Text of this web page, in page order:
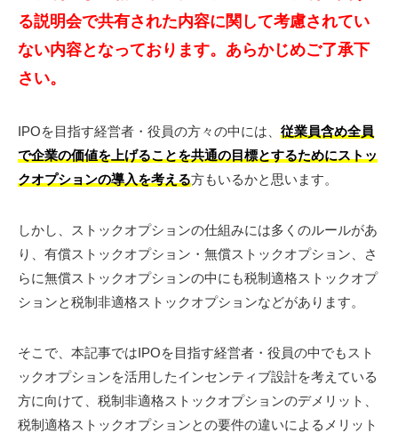
る説明会で共有された内容に関して考慮されてい
ない内容となっております。あらかじめご了承下
さい。
IPOを目指す経営者・役員の方々の中には、 従業員含め全員
で企業の価値を上げることを共通の目標とするためにストッ
クオプションの導入を考える方もいるかと思います。
しかし、ストックオプションの仕組みには多くのルールがあ
り、有償ストックオプション・無償ストックオプション、さ
らに無償ストックオプションの中にも税制適格ストックオプ
ションと税制非適格ストックオプションなどがあります。
そこで、本記事ではIPOを目指す経営者・役員の中でもスト
ックオプションを活用したインセンティブ設計を考えている
方に向けて、税制非適格ストックオプションのデメリット、
税制適格ストックオプションとの要件の違いによるメリット